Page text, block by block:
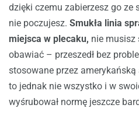
dzięki czemu zabierzesz go ze
nie poczujesz. Smukła linia
miejsca w plecaku, nie musisz
obawiać – przeszedł bez
stosowane przez amerykańską
to jednak nie wszystko i w
wyśrubował normę jeszcze